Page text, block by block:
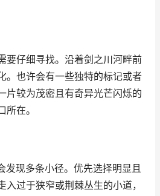
要仔细寻找。沿着剑之川河畔前
。也许会有一些独特的标记或者
片较为茂密且有奇异光芒闪烁的
在。
发现多条小径。优先选择明显且
入过于狭窄或荆棘丛生的小道，